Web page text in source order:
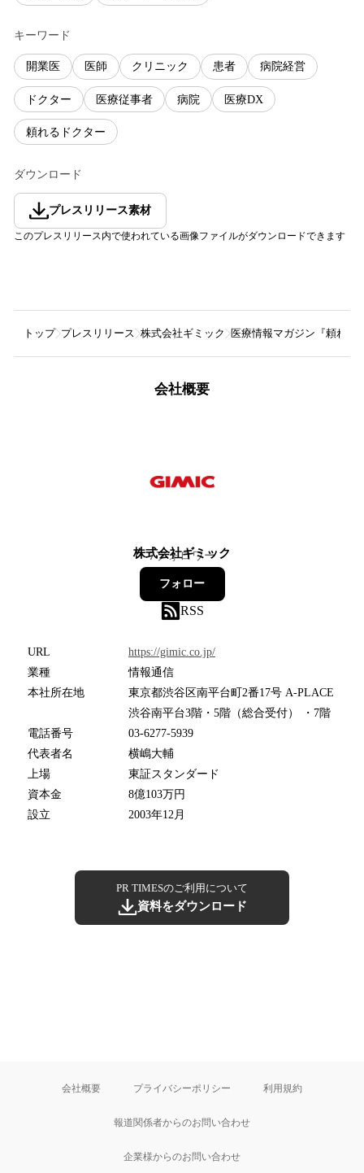
キーワード
開業医 医師 クリニック 患者 病院経営
ドクター 医療従事者 病院 医療DX
頼れるドクター
ダウンロード
プレスリリース素材
このプレスリリース内で使われている画像ファイルがダウンロードできます
トップ プレスリリース 株式会社ギミック 医療情報マガジン『頼れる
会社概要
株式会社ギミック
7フォロワー
フォロー
RSS
URL
https://gimic.co.jp/
業種
情報通信
本社所在地
東京都渋谷区南平台町2番17号 A-PLACE
渋谷南平台3階・5階（総合受付） ・7階
電話番号
03-6277-5939
代表者名
横嶋大輔
上場
東証スタンダード
資本金
8億103万円
設立
2003年12月
PR TIMESのご利用について
資料をダウンロード
会社概要 プライバシーポリシー 利用規約
報道関係者からのお問い合わせ
企業様からのお問い合わせ